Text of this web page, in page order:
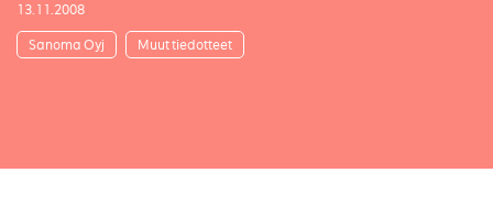
13.11.2008
Sanoma Oyj Muut tiedotteet